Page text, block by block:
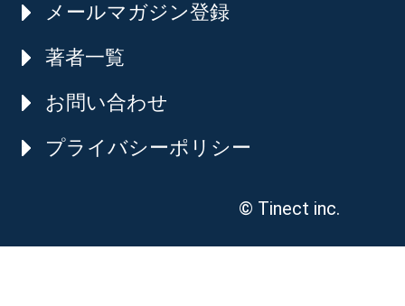
メールマガジン登録
著者一覧
お問い合わせ
プライバシーポリシー
© Tinect inc.